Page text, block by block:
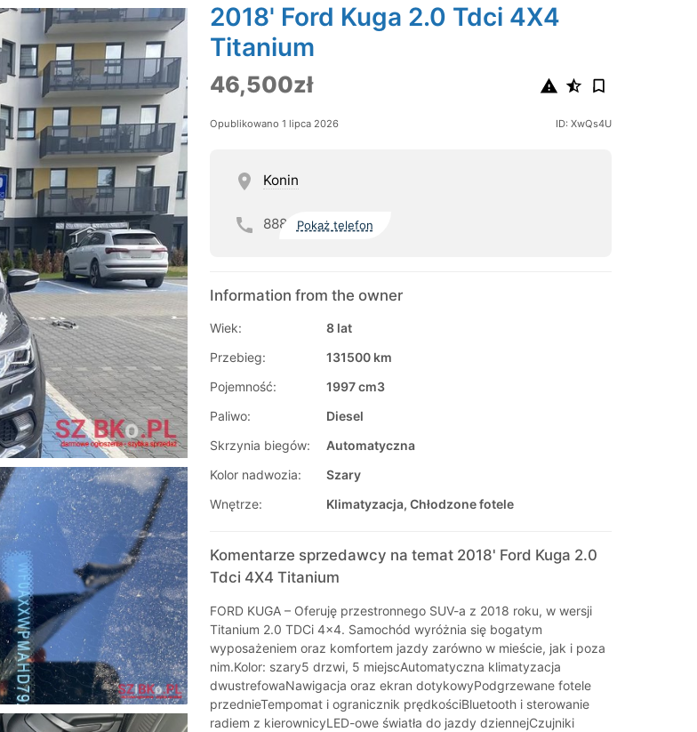
2018' Ford Kuga 2.0 Tdci 4X4
Titanium
46,500zł
Opublikowano 1 lipca 2026 ID: XwQs4U
Konin
888 Pokaż telefon
Information from the owner
Wiek:
8 lat
Przebieg:
131500 km
Pojemność:
1997 cm3
Paliwo:
Diesel
Skrzynia biegów:
Automatyczna
Kolor nadwozia:
Szary
Wnętrze:
Klimatyzacja, Chłodzone fotele
Komentarze sprzedawcy na temat 2018' Ford Kuga 2.0
Tdci 4X4 Titanium
FORD KUGA – Oferuję przestronnego SUV-a z 2018 roku, w wersji
Titanium 2.0 TDCi 4x4. Samochód wyróżnia się bogatym
wyposażeniem oraz komfortem jazdy zarówno w mieście, jak i poza
nim.Kolor: szary5 drzwi, 5 miejscAutomatyczna klimatyzacja
dwustrefowaNawigacja oraz ekran dotykowyPodgrzewane fotele
przednieTempomat i ogranicznik prędkościBluetooth i sterowanie
radiem z kierownicyLED-owe światła do jazdy dziennejCzujniki